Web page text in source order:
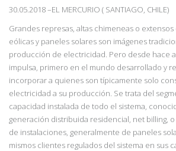
30.05.2018–EL MERCURIO ( SANTIAGO, CHILE)
Grandes represas, altas chimeneas o
eólicas y paneles solares son imágenes
producción de electricidad. Pero desde hace
impulsa, primero en el mundo desarrollado y
incorporar a quienes son típicamente solo
electricidad a su producción. Se trata del
capacidad instalada de todo el sistema,
generación distribuida residencial, net billing,
de instalaciones, generalmente de paneles
mismos clientes regulados del sistema en sus